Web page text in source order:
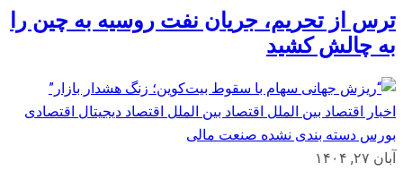
ترس از تحریم، جریان نفت روسیه به چین را
به چالش کشید
اخبار اقتصاد بین الملل اقتصاد بین الملل اقتصاد دیجیتال اقتصادی
بورس دسته بندی نشده صنعت مالی
آبان ۲۷, ۱۴۰۴